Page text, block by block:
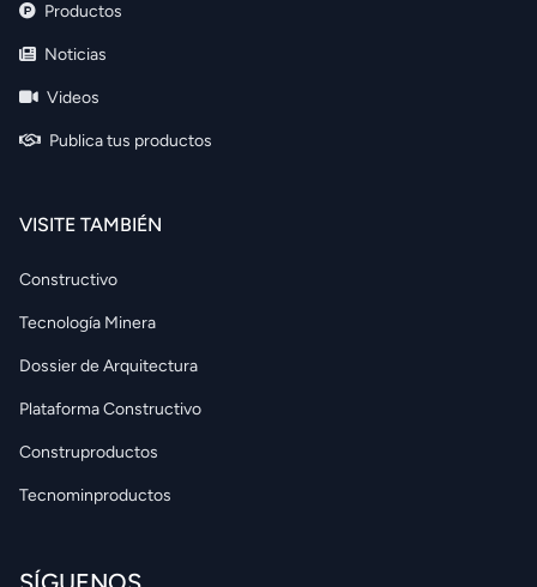
Productos
Noticias
Videos
Publica tus productos
VISITE TAMBIÉN
Constructivo
Tecnología Minera
Dossier de Arquitectura
Plataforma Constructivo
Construproductos
Tecnominproductos